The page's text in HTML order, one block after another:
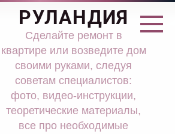
РУЛАНДИЯ
Сделайте ремонт в
квартире или возведите дом
своими руками, следуя
советам специалистов:
фото, видео-инструкции,
теоретические материалы,
все про необходимые